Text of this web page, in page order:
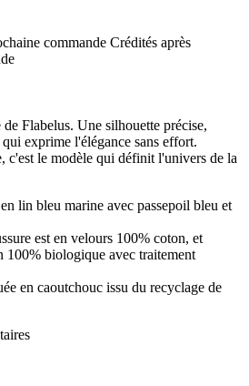
commande Crédités après
Flabelus. Une silhouette précise,
exprime l'élégance sans effort.
c'est le modèle qui définit l'univers de la
lin bleu marine avec passepoil bleu et
est en velours 100% coton, et
100% biologique avec traitement
en caoutchouc issu du recyclage de